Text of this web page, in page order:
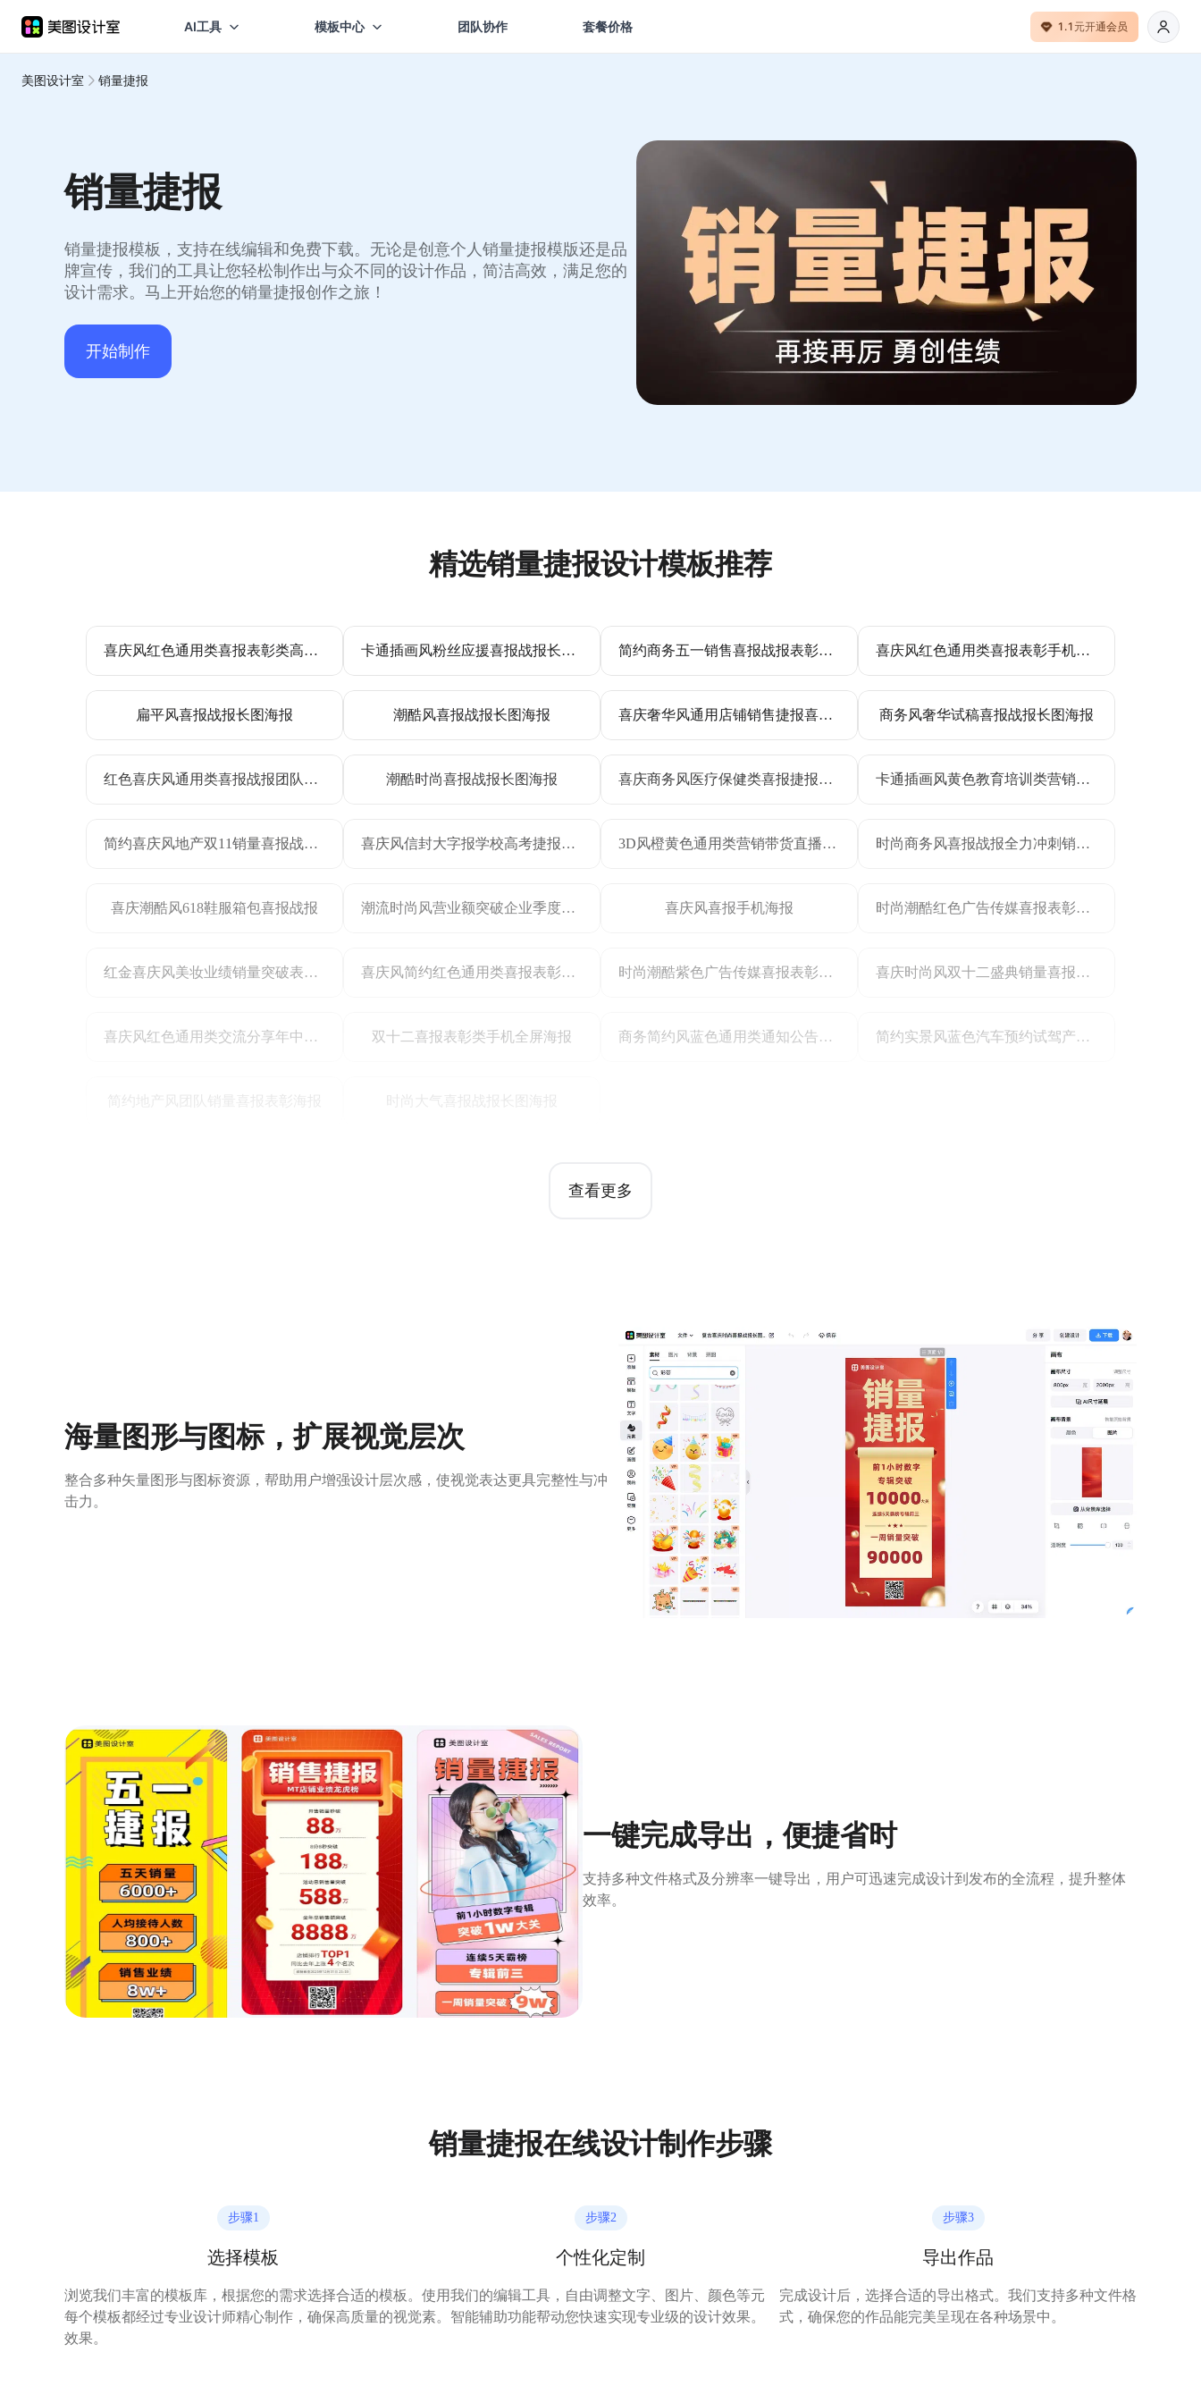
AI工具 模板中心 团队协作 套餐价格 1.1元开通会员
美图设计室 销量捷报
销量捷报
销量捷报模板，支持在线编辑和免费下载。无论是创意个人销量捷报模版还是品
牌宣传，我们的工具让您轻松制作出与众不同的设计作品，简洁高效，满足您的
设计需求。马上开始您的销量捷报创作之旅！
开始制作
精选销量捷报设计模板推荐
喜庆风红色通用类喜报表彰类高考喜报手机全屏海报
扁平风喜报战报长图海报
红色喜庆风通用类喜报战报团队获奖喜报手机全屏海报
简约喜庆风地产双11销量喜报战报长图海报
喜庆潮酷风618鞋服箱包喜报战报
红金喜庆风美妆业绩销量突破表彰海报
喜庆风红色通用类交流分享年中总结公司业绩展示手机全屏海报
简约地产风团队销量喜报表彰海报
卡通插画风粉丝应援喜报战报长图海报
潮酷风喜报战报长图海报
潮酷时尚喜报战报长图海报
喜庆风信封大字报学校高考捷报团体表彰一本人数喜报
潮流时尚风营业额突破企业季度捷报喜报战报海报
喜庆风简约红色通用类喜报表彰销量喜报手机全屏海报
双十二喜报表彰类手机全屏海报
时尚大气喜报战报长图海报
简约商务五一销售喜报战报表彰长图海报
喜庆奢华风通用店铺销售捷报喜报战报表彰全屏手机海报
喜庆商务风医疗保健类喜报捷报手机海报
3D风橙黄色通用类营销带货直播间背景
喜庆风喜报手机海报
时尚潮酷紫色广告传媒喜报表彰明星商务销量数据战报手机全屏海报
商务简约风蓝色通用类通知公告类汽车销量手机全屏海报
喜庆风红色通用类喜报表彰手机全屏海报
商务风奢华试稿喜报战报长图海报
卡通插画风黄色教育培训类营销带货教培通用类宣传手机全屏海报
时尚商务风喜报战报全力冲刺销售冠军捷报手机海报
时尚潮酷红色广告传媒喜报表彰明星商务销量数据战报手机全屏海报
喜庆时尚风双十二盛典销量喜报战报
简约实景风蓝色汽车预约试驾产品活动营销手机全屏海报
查看更多
海量图形与图标，扩展视觉层次
整合多种矢量图形与图标资源，帮助用户增强设计层次感，使视觉表达更具完整性与冲
击力。
一键完成导出，便捷省时
支持多种文件格式及分辨率一键导出，用户可迅速完成设计到发布的全流程，提升整体
效率。
销量捷报在线设计制作步骤
步骤1
选择模板
浏览我们丰富的模板库，根据您的需求选择合适的模板。
每个模板都经过专业设计师精心制作，确保高质量的视觉
效果。
步骤2
个性化定制
使用我们的编辑工具，自由调整文字、图片、颜色等元
素。智能辅助功能帮动您快速实现专业级的设计效果。
步骤3
导出作品
完成设计后，选择合适的导出格式。我们支持多种文件格
式，确保您的作品能完美呈现在各种场景中。